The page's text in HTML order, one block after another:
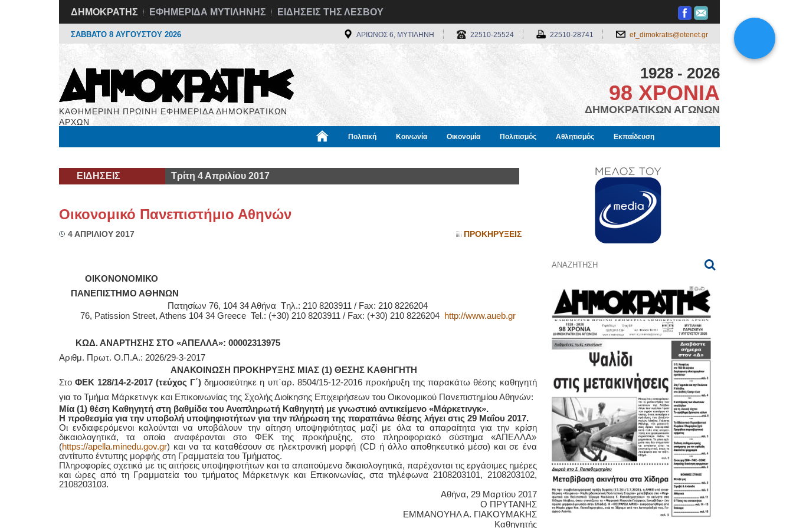
ΔΗΜΟΚΡΑΤΗΣ ΕΦΗΜΕΡΙΔΑ ΜΥΤΙΛΗΝΗΣ ΕΙΔΗΣΕΙΣ ΤΗΣ ΛΕΣΒΟΥ
ΣΑΒΒΑΤΟ 8 ΑΥΓΟΥΣΤΟΥ 2026 ΑΡΙΩΝΟΣ 6, ΜΥΤΙΛΗΝΗ 22510-25524 22510-28741 ef_dimokratis@otenet.gr
ΚΑΘΗΜΕΡΙΝΗ ΠΡΩΙΝΗ ΕΦΗΜΕΡΙΔΑ ΔΗΜΟΚΡΑΤΙΚΩΝ
ΑΡΧΩΝ
1928 - 2026
98 ΧΡΟΝΙΑ
ΔΗΜΟΚΡΑΤΙΚΩΝ ΑΓΩΝΩΝ
Πολιτική Κοινωνία Οικονομία Πολιτισμός Αθλητισμός Εκπαίδευση
ΕΙΔΗΣΕΙΣ Τρίτη 4 Απριλίου 2017
Οικονομικό Πανεπιστήμιο Αθηνών
4 ΑΠΡΙΛΙΟΥ 2017 ΠΡΟΚΗΡΥΞΕΙΣ
OIKONOΝΟΜΙΚΟ
ΠΑΝΕΠΙΣΤΗΜΟ ΑΘΗΝΩΝ
Πατησίων 76, 104 34 Αθήνα Tηλ.: 210 8203911 / Fax: 210 8226204
76, Patission Street, Athens 104 34 Greece Tel.: (+30) 210 8203911 / Fax: (+30) 210 8226204 http://www.aueb.gr
ΚΩΔ. ΑΝΑΡΤΗΣΗΣ ΣΤΟ «ΑΠΕΛΛΑ»: 00002313975
Αριθμ. Πρωτ. Ο.Π.Α.: 2026/29-3-2017
ΑΝΑΚΟΙΝΩΣΗ ΠΡΟΚΗΡΥΞΗΣ ΜΙΑΣ (1) ΘΕΣΗΣ ΚΑΘΗΓΗΤΗ
Στο ΦΕΚ 128/14-2-2017 (τεύχος Γ΄)δημοσιεύτηκε η υπ΄αρ. 8504/15-12-2016 προκήρυξη της παρακάτω θέσης καθηγητή
για το Τμήμα Μάρκετινγκ και Επικοινωνίας της Σχολής Διοίκησης Επιχειρήσεων του Οικονομικού Πανεπιστημίου Αθηνών:
Μία (1) θέση Καθηγητή στη βαθμίδα του Αναπληρωτή Καθηγητή με γνωστικό αντικείμενο «Μάρκετινγκ».
Η προθεσμία για την υποβολή υποψηφιοτήτων για την πλήρωση της παραπάνω θέσης λήγει στις 29 Μαΐου 2017.
Οι ενδιαφερόμενοι καλούνται να υποβάλουν την αίτηση υποψηφιότητας μαζί με όλα τα απαραίτητα για την κρίση
δικαιολογητικά, τα οποία αναφέρονται στο ΦΕΚ της προκήρυξης, στο πληροφοριακό σύστημα «ΑΠΕΛΛΑ»
(https://apella.minedu.gov.gr) και να τα καταθέσουν σε ηλεκτρονική μορφή (CD ή άλλο αποθηκευτικό μέσο) και σε ένα
αντίτυπο έντυπης μορφής στη Γραμματεία του Τμήματος.
Πληροφορίες σχετικά με τις αιτήσεις υποψηφιοτήτων και τα απαιτούμενα δικαιολογητικά, παρέχονται τις εργάσιμες ημέρες
και ώρες από τη Γραμματεία του τμήματος Μάρκετινγκ και Επικοινωνίας, στα τηλέφωνα 2108203101, 2108203102,
2108203103.
Αθήνα, 29 Μαρτίου 2017
Ο ΠΡΥΤΑΝΗΣ
ΕΜΜΑΝΟΥΗΛ Α. ΓΙΑΚΟΥΜΑΚΗΣ
Καθηγητής